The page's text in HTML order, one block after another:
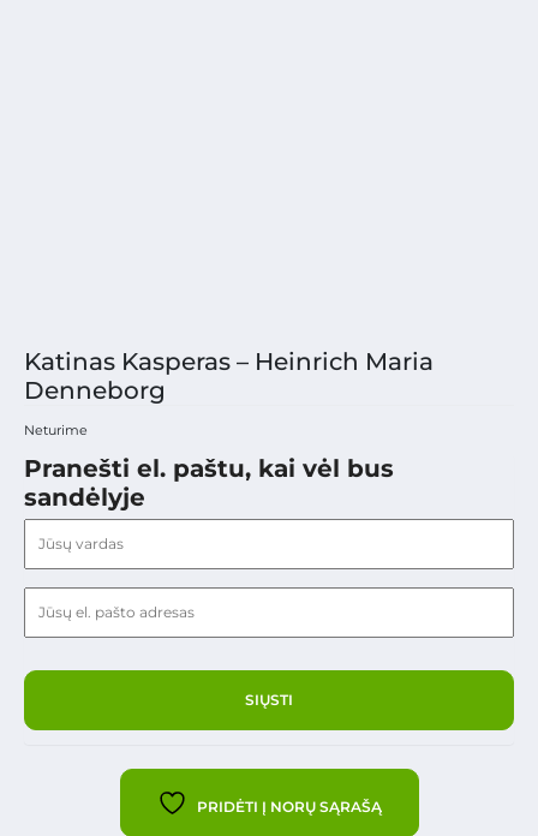
Katinas Kasperas – Heinrich Maria
Denneborg
Neturime
Pranešti el. paštu, kai vėl bus
sandėlyje
PRIDĖTI Į NORŲ SĄRAŠĄ